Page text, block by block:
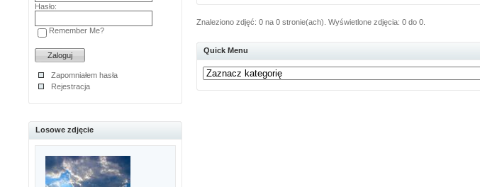
Hasło:
Remember Me?
Zapomniałem hasła
Rejestracja
Losowe zdjęcie
Znaleziono zdjęć: 0 na 0 stronie(ach). Wyświetlone zdjęcia: 0 do 0.
Quick Menu